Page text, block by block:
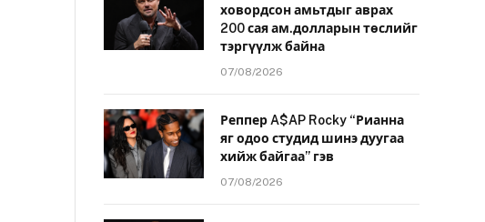
ховордсон амьтдыг аврах
200 сая ам.долларын төслийг
тэргүүлж байна
07/08/2026
Реппер A$AP Rocky “Рианна
яг одоо студид шинэ дуугаа
хийж байгаа” гэв
07/08/2026